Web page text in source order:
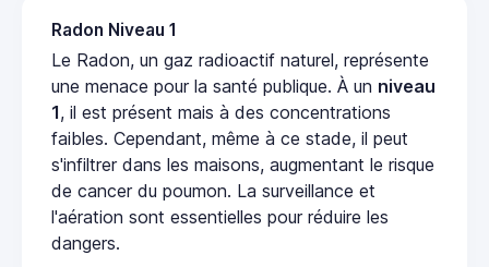
Radon Niveau 1
Le Radon, un gaz radioactif naturel, représente
une menace pour la santé publique. À un niveau
1, il est présent mais à des concentrations
faibles. Cependant, même à ce stade, il peut
s'infiltrer dans les maisons, augmentant le risque
de cancer du poumon. La surveillance et
l'aération sont essentielles pour réduire les
dangers.